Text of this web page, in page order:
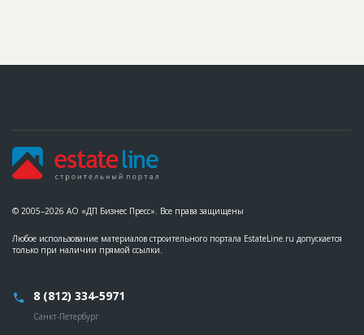
© 2005–2026 АО «ДП Бизнес Пресс». Все права защищены
Любое использование материалов строительного портала EstateLine.ru допускается
только при наличии прямой ссылки.
8 (812) 334-5971
Санкт-Петербург